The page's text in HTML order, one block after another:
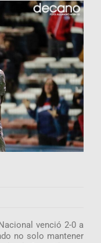
venció 2-0 a
no solo mantener